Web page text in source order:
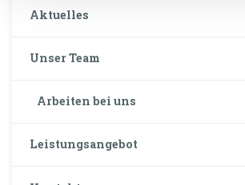
Aktuelles
Unser Team
Arbeiten bei uns
Leistungsangebot